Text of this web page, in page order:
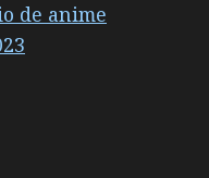
de anime